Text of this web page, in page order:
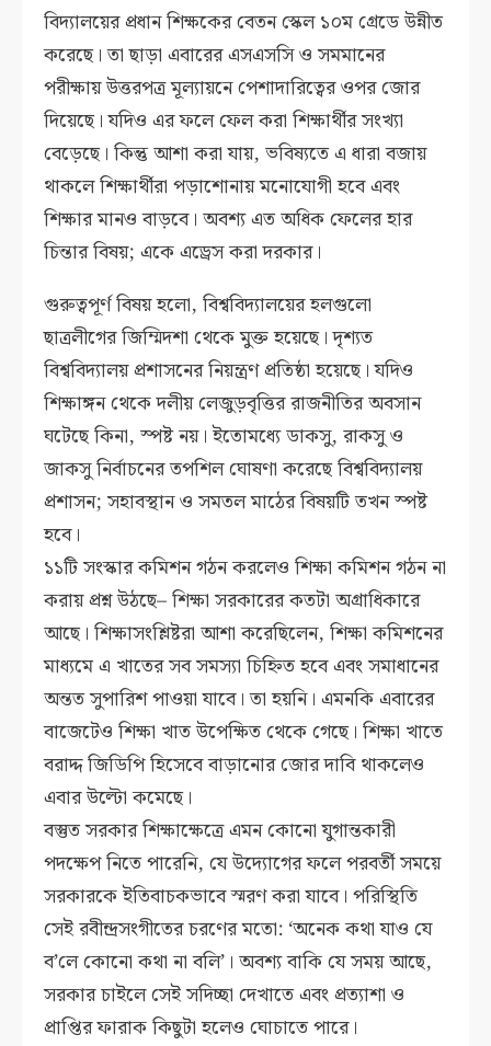
বিদ্যালয়ের প্রধান শিক্ষকের বেতন স্কেল ১০ম গ্রেডে উন্নীত
করেছে। তা ছাড়া এবারের এসএসসি ও সমমানের
পরীক্ষায় উত্তরপত্র মূল্যায়নে পেশাদারিত্বের ওপর জোর
দিয়েছে। যদিও এর ফলে ফেল করা শিক্ষার্থীর সংখ্যা
বেড়েছে। কিন্তু আশা করা যায়, ভবিষ্যতে এ ধারা বজায়
থাকলে শিক্ষার্থীরা পড়াশোনায় মনোযোগী হবে এবং
শিক্ষার মানও বাড়বে। অবশ্য এত অধিক ফেলের হার
চিন্তার বিষয়; একে এড্রেস করা দরকার।
গুরুত্বপূর্ণ বিষয় হলো, বিশ্ববিদ্যালয়ের হলগুলো
ছাত্রলীগের জিম্মিদশা থেকে মুক্ত হয়েছে। দৃশ্যত
বিশ্ববিদ্যালয় প্রশাসনের নিয়ন্ত্রণ প্রতিষ্ঠা হয়েছে। যদিও
শিক্ষাঙ্গন থেকে দলীয় লেজুড়বৃত্তির রাজনীতির অবসান
ঘটেছে কিনা, স্পষ্ট নয়। ইতোমধ্যে ডাকসু, রাকসু ও
জাকসু নির্বাচনের তপশিল ঘোষণা করেছে বিশ্ববিদ্যালয়
প্রশাসন; সহাবস্থান ও সমতল মাঠের বিষয়টি তখন স্পষ্ট
হবে।
১১টি সংস্কার কমিশন গঠন করলেও শিক্ষা কমিশন গঠন না
করায় প্রশ্ন উঠছে– শিক্ষা সরকারের কতটা অগ্রাধিকারে
আছে। শিক্ষাসংশ্লিষ্টরা আশা করেছিলেন, শিক্ষা কমিশনের
মাধ্যমে এ খাতের সব সমস্যা চিহ্নিত হবে এবং সমাধানের
অন্তত সুপারিশ পাওয়া যাবে। তা হয়নি। এমনকি এবারের
বাজেটেও শিক্ষা খাত উপেক্ষিত থেকে গেছে। শিক্ষা খাতে
বরাদ্দ জিডিপি হিসেবে বাড়ানোর জোর দাবি থাকলেও
এবার উল্টো কমেছে।
বস্তুত সরকার শিক্ষাক্ষেত্রে এমন কোনো যুগান্তকারী
পদক্ষেপ নিতে পারেনি, যে উদ্যোগের ফলে পরবর্তী সময়ে
সরকারকে ইতিবাচকভাবে স্মরণ করা যাবে। পরিস্থিতি
সেই রবীন্দ্রসংগীতের চরণের মতো: ‘অনেক কথা যাও যে
ব’লে কোনো কথা না বলি’। অবশ্য বাকি যে সময় আছে,
সরকার চাইলে সেই সদিচ্ছা দেখাতে এবং প্রত্যাশা ও
প্রাপ্তির ফারাক কিছুটা হলেও ঘোচাতে পারে।